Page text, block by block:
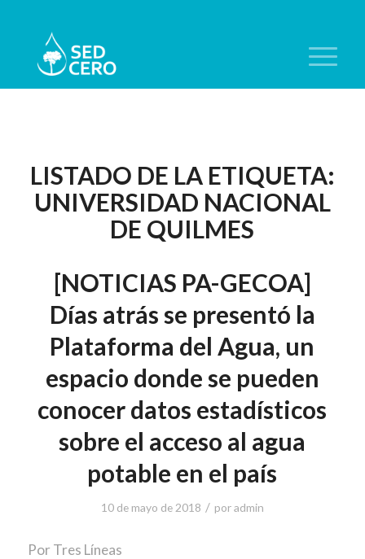
LISTADO DE LA ETIQUETA:
UNIVERSIDAD NACIONAL
DE QUILMES
[NOTICIAS PA-GECOA]
Días atrás se presentó la
Plataforma del Agua, un
espacio donde se pueden
conocer datos estadísticos
sobre el acceso al agua
potable en el país
10 de mayo de 2018 / poradmin
Por Tres Líneas